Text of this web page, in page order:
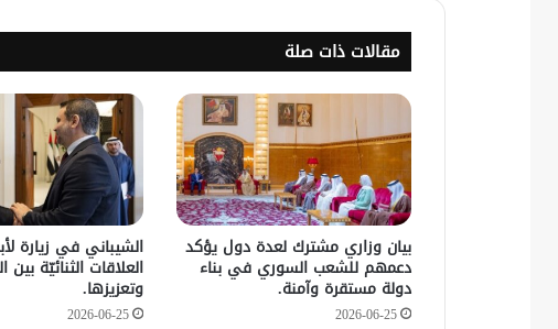
مقالات ذات صلة
بيان وزاري مشترك لعدة دول يؤكد
دعمهم للشعب السوري في بناء
دولة مستقرة وآمنة.
2026-06-25
الشيباني في زيارة
العلاقات الثنائيّة بين
وتعزيزها.
2026-06-25